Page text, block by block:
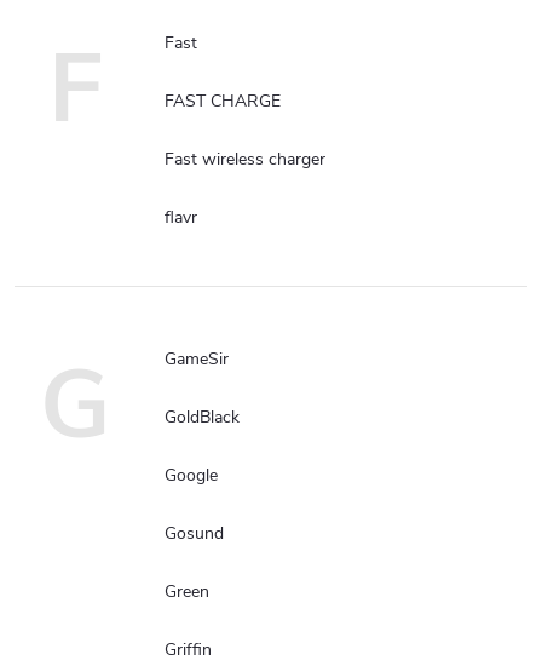
F Fast
FAST CHARGE
Fast wireless charger
flavr
G GameSir
GoldBlack
Google
Gosund
Green
Griffin